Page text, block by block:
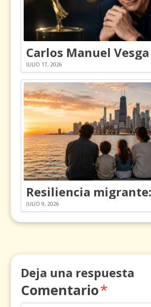
JULIO 17, 2026
JULIO 9, 2026
Deja una respuesta
Comentario*